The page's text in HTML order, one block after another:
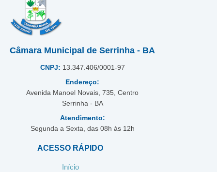
Câmara Municipal de Serrinha - BA
CNPJ: 13.347.406/0001-97
Endereço:
Avenida Manoel Novais, 735, Centro
Serrinha - BA
Atendimento:
Segunda a Sexta, das 08h às 12h
ACESSO RÁPIDO
Início